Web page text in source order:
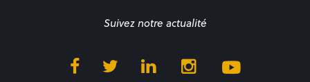
Suivez notre actualité